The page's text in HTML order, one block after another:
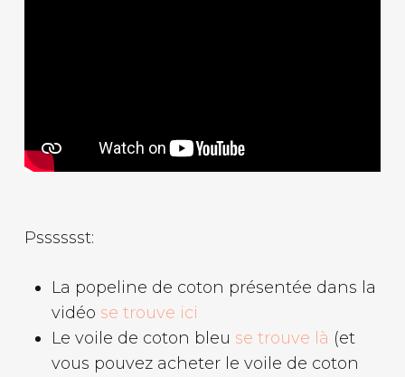
Psssssst:
La popeline de coton présentée dans la
vidéo se trouve ici
Le voile de coton bleu se trouve là (et
vous pouvez acheter le voile de coton